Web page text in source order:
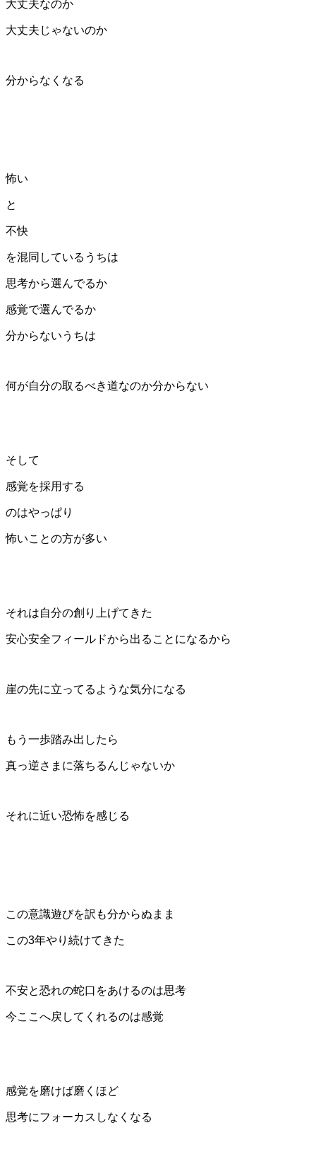
大丈夫なのか
大丈夫じゃないのか
分からなくなる
怖い
と
不快
を混同しているうちは
思考から選んでるか
感覚で選んでるか
分からないうちは
何が自分の取るべき道なのか分からない
そして
感覚を採用する
のはやっぱり
怖いことの方が多い
それは自分の創り上げてきた
安心安全フィールドから出ることになるから
崖の先に立ってるような気分になる
もう一歩踏み出したら
真っ逆さまに落ちるんじゃないか
それに近い恐怖を感じる
この意識遊びを訳も分からぬまま
この3年やり続けてきた
不安と恐れの蛇口をあけるのは思考
今ここへ戻してくれるのは感覚
感覚を磨けば磨くほど
思考にフォーカスしなくなる